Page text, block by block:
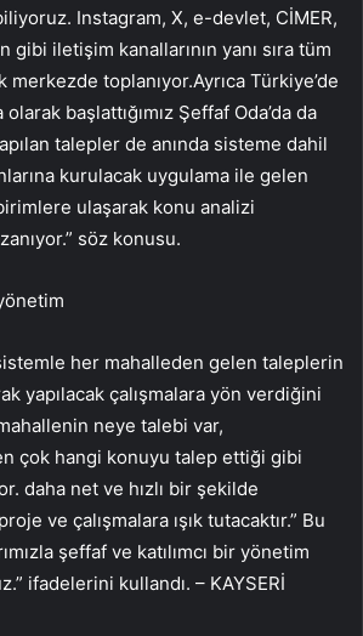
Instagram, X, e-devlet, CİMER,
gibi iletişim kanallarının yanı sıra tüm
toplanıyor.Ayrıca Türkiye’de
başlattığımız Şeffaf Oda’da da
talepler de anında sisteme dahil
kurulacak uygulama ile gelen
ulaşarak konu analizi
söz konusu.
her mahalleden gelen taleplerin
yapılacak çalışmalara yön verdiğini
neye talebi var,
çok hangi konuyu talep ettiği gibi
daha net ve hızlı bir şekilde
ve çalışmalara ışık tutacaktır.” Bu
şeffaf ve katılımcı bir yönetim
ifadelerini kullandı. – KAYSERİ